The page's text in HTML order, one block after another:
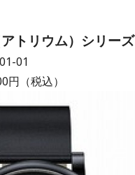
トリウム）シリーズ
01
円（税込）